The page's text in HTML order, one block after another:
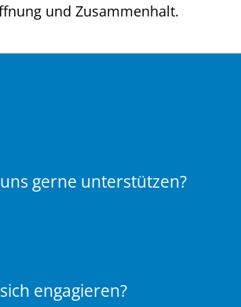
und Zusammenhalt.
gerne unterstützen?
engagieren?